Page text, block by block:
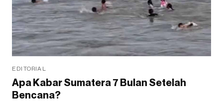
EDITORIAL
Apa Kabar Sumatera 7 Bulan Setelah
Bencana?